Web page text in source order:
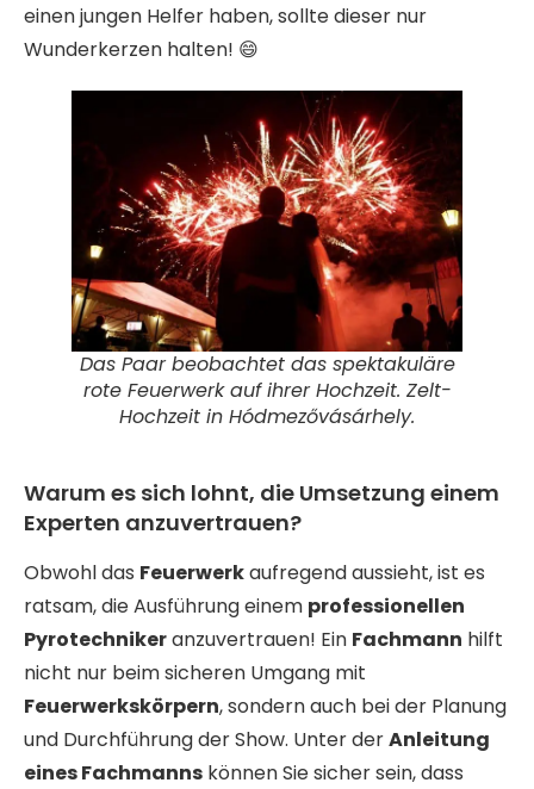
einen jungen Helfer haben, sollte dieser nur
Wunderkerzen halten! 😄
Das Paar beobachtet das spektakuläre
rote Feuerwerk auf ihrer Hochzeit. Zelt-
Hochzeit in Hódmezővásárhely.
Warum es sich lohnt, die Umsetzung einem
Experten anzuvertrauen?
Obwohl das Feuerwerkaufregend aussieht, ist es
ratsam, die Ausführung einem professionellen
Pyrotechnikeranzuvertrauen! Ein Fachmann hilft
nicht nur beim sicheren Umgang mit
Feuerwerkskörpern, sondern auch bei der Planung
und Durchführung der Show. Unter derAnleitung
eines Fachmanns können Sie sicher sein, dass